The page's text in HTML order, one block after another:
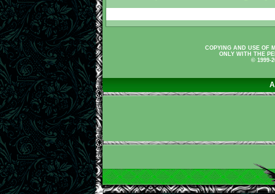
COPYING AND USE OF
ONLY WITH THE
© 1999-